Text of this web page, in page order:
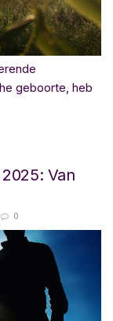
geboorte, heb
Van
0